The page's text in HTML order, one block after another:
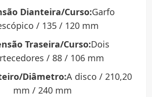
Dianteira/Curso:Garfo
/ 135 / 120 mm
Traseira/Curso:Dois
/ 88 / 106 mm
Diâmetro:A disco / 210,20
mm / 240 mm